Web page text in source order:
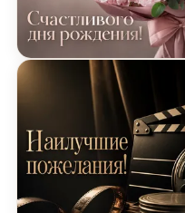
Открытка Днем